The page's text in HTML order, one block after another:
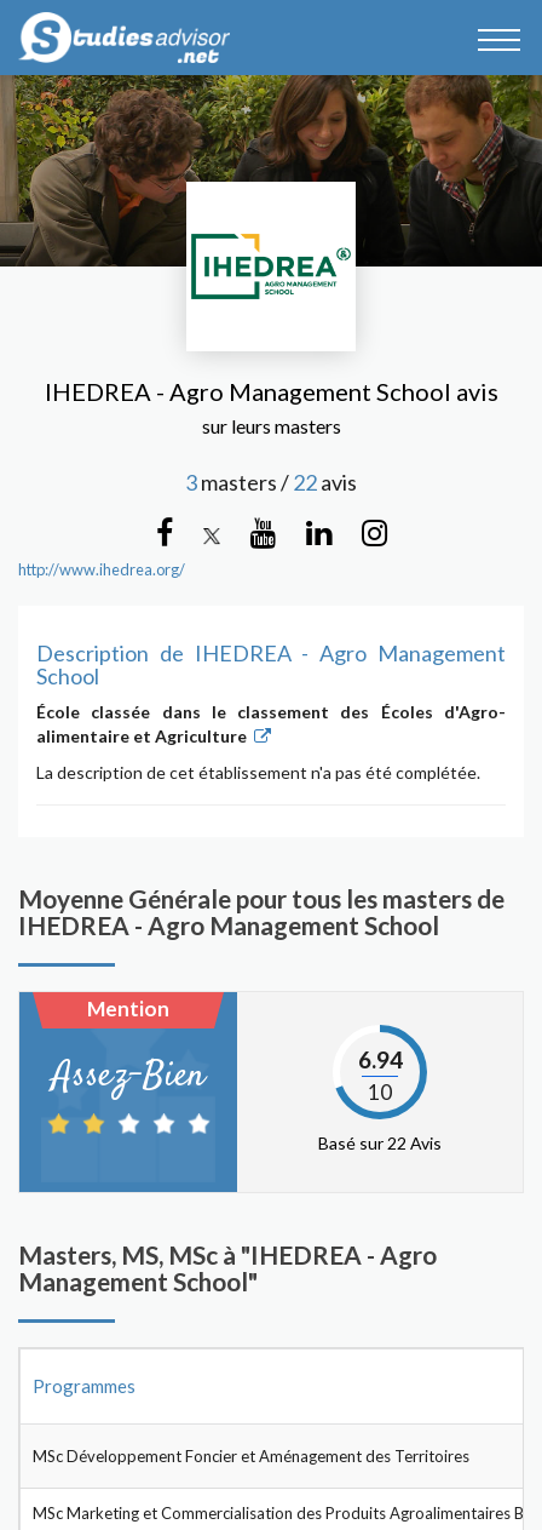
IHEDREA - Agro Management School avis
sur leurs masters
3masters /22avis
http://www.ihedrea.org/
Description de IHEDREA - Agro Management
School
École classée dans le classement des Écoles d'Agro-
alimentaire et Agriculture
La description de cet établissement n'a pas été complétée.
Moyenne Générale pour tous les masters de
IHEDREA - Agro Management School
Mention
Assez-Bien 6.94
10
Basé sur 22 Avis
Masters, MS, MSc à "IHEDREA - Agro
Management School"
Programmes
MSc Développement Foncier et Aménagement des Territoires
MSc Marketing et Commercialisation des Produits Agroalimentaires